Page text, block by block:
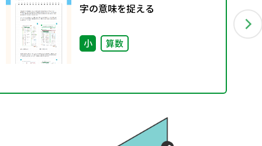
字の意味を捉える
小 算数